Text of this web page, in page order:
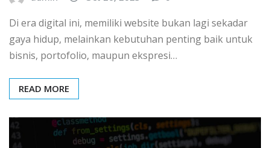
Di era digital ini, memiliki website bukan lagi sekadar
gaya hidup, melainkan kebutuhan penting baik untuk
bisnis, portofolio, maupun ekspresi…
READ MORE